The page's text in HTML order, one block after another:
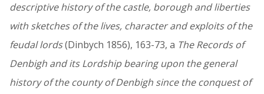
descriptive history of the castle, borough and liberties
with sketches of the lives, character and exploits of the
feudal lords(Dinbych 1856), 163-73, a The Records of
Denbigh and its Lordship bearing upon the general
history of the county of Denbigh since the conquest of